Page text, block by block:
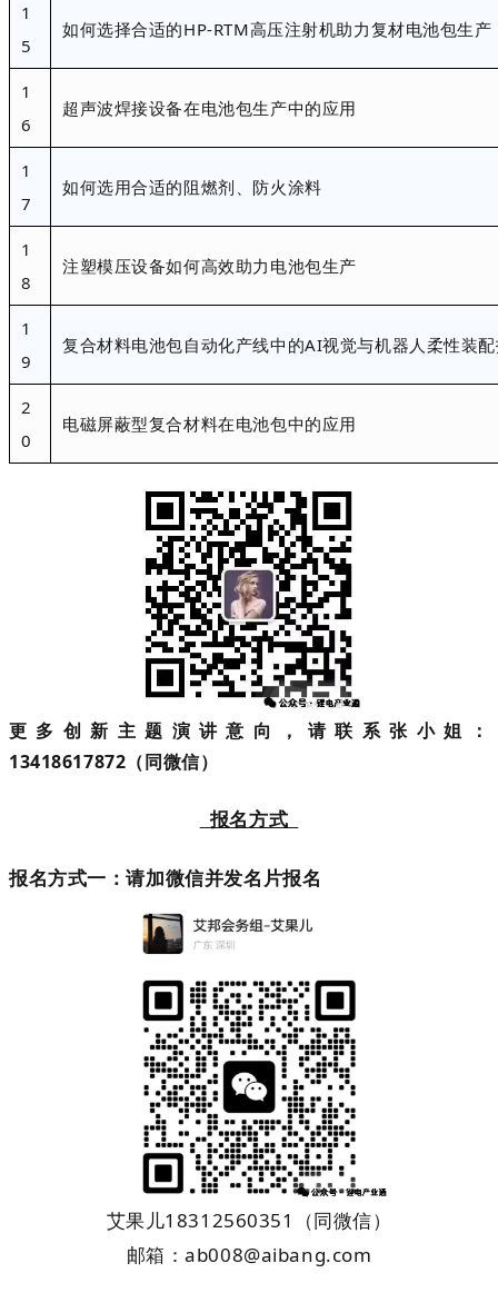
1
5
如何选择合适的HP-RTM高压注射机助力复材电池包生产
1
6
超声波焊接设备在电池包生产中的应用
1
7
如何选用合适的阻燃剂、防火涂料
1
8
注塑模压设备如何高效助力电池包生产
1
9
复合材料电池包自动化产线中的AI视觉与机器人柔性装
2
0
电磁屏蔽型复合材料在电池包中的应用
更多创新主题演讲意向，请联系张小姐：
13418617872（同微信）
报名方式
报名方式一：请加微信并发名片报名
艾果儿18312560351
（同微信）
邮箱：ab008@aibang.com